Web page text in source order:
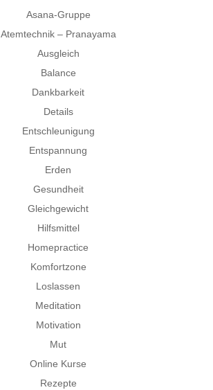
Asana-Gruppe
Atemtechnik – Pranayama
Ausgleich
Balance
Dankbarkeit
Details
Entschleunigung
Entspannung
Erden
Gesundheit
Gleichgewicht
Hilfsmittel
Homepractice
Komfortzone
Loslassen
Meditation
Motivation
Mut
Online Kurse
Rezepte